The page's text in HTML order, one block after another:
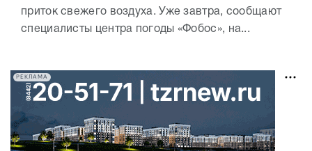
приток свежего воздуха. Уже завтра, сообщают
специалисты центра погоды «Фобос», на...
РЕКЛАМА